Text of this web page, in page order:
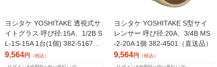
ヨシタケ YOSHITAKE 透視式サ
イトグラス 呼び径:15A、1/2B S
L-1S-15A 1台(1個) 382-5167
（直送品）
9,564円 （税込）
ヨシタケ YOSHITAKE S型サイ
レンサー 呼び径:20A、3/4B MS
-2-20A 1個 382-4501（直送品）
9,564円 （税込）